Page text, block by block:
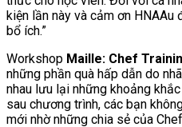
kiện lần này và cảm ơn
bổ ích.”
Workshop Maille: Chef
những phần quà hấp dẫn do
nhau lưu lại những khoảng
sau chương trình, các bạn
mới nhờ những chia sẻ của